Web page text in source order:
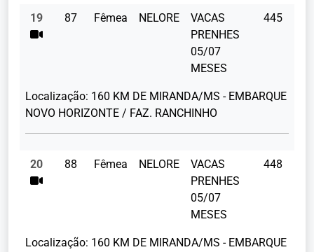
19 87 Fêmea NELORE
VACAS
PRENHES
05/07
MESES
445
Localização: 160 KM DE MIRANDA/MS - EMBARQUE
NOVO HORIZONTE / FAZ. RANCHINHO
20 88 Fêmea NELORE
VACAS
PRENHES
05/07
MESES
448
Localização: 160 KM DE MIRANDA/MS - EMBARQUE